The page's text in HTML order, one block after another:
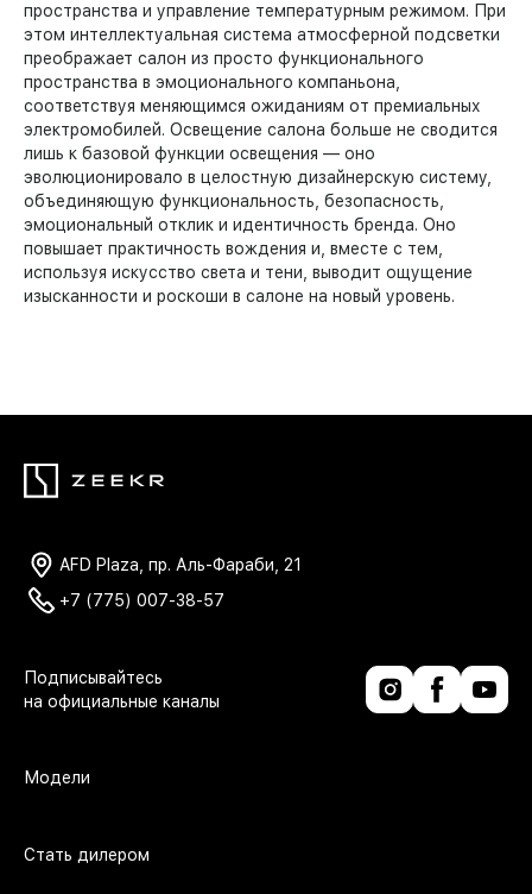
пространства и управление температурным режимом. При
этом интеллектуальная система атмосферной подсветки
преображает салон из просто функционального
пространства в эмоционального компаньона,
соответствуя меняющимся ожиданиям от премиальных
электромобилей. Освещение салона больше не сводится
лишь к базовой функции освещения — оно
эволюционировало в целостную дизайнерскую систему,
объединяющую функциональность, безопасность,
эмоциональный отклик и идентичность бренда. Оно
повышает практичность вождения и, вместе с тем,
используя искусство света и тени, выводит ощущение
изысканности и роскоши в салоне на новый уровень.
AFD Plaza, пр. Аль-Фараби, 21
+7 (775) 007-38-57
Модели
Стать дилером